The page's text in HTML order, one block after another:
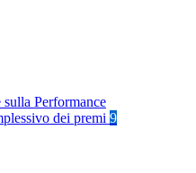
sulla Performance
dei premi 9